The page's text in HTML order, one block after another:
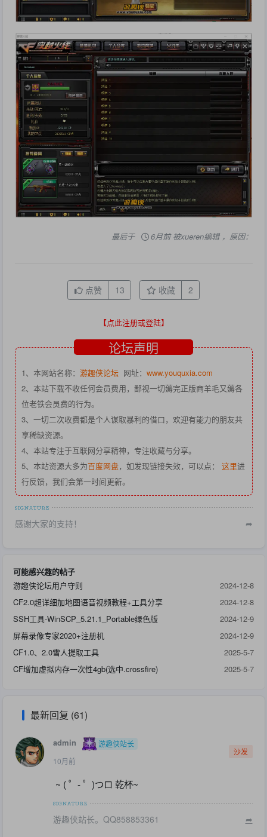
最后于 6月前 被xueren编辑 ，原因：
点赞 13 收藏 2
【点此注册或登陆】
论坛声明
1、本网站名称： 游趣侠论坛网址： www.youquxia.com
2、本站下载不收任何会员费用，鄙视一切薅完正版商羊毛又薅各
位老铁会员费的行为。
3、一切二次收费都是个人谋取暴利的借口，欢迎有能力的朋友共
享稀缺资源。
4、本站专注于互联网分享精神，专注收藏与分享。
5、本站资源大多为百度网盘，如发现链接失效，可以点： 这里进
行反馈，我们会第一时间更新。
感谢大家的支持！ ➦
可能感兴趣的帖子
游趣侠论坛用户守则
2024-12-8
CF2.0超详细加地图语音视频教程+工具分享
2024-12-8
SSH工具-WinSCP_5.21.1_Portable绿色版
2024-12-9
屏幕录像专家2020+注册机
2024-12-9
CF1.0、2.0雪人提取工具
2025-5-7
CF增加虚拟内存一次性4gb(选中.crossfire)
2025-5-7
最新回复 (61)
admin
游趣侠站长
10月前
沙发
~ ( ゜- ゜)つロ 乾杯~
游趣侠站长。QQ858853361 ➦